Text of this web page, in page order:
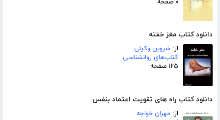
۰ صفحه
دانلود کتاب مغز خفته
از: شروین وکیلی
کتاب‌های روانشناسی
۱۲۵ صفحه
دانلود کتاب راه های تقویت اعتماد بنفس
از: مهران خواجه